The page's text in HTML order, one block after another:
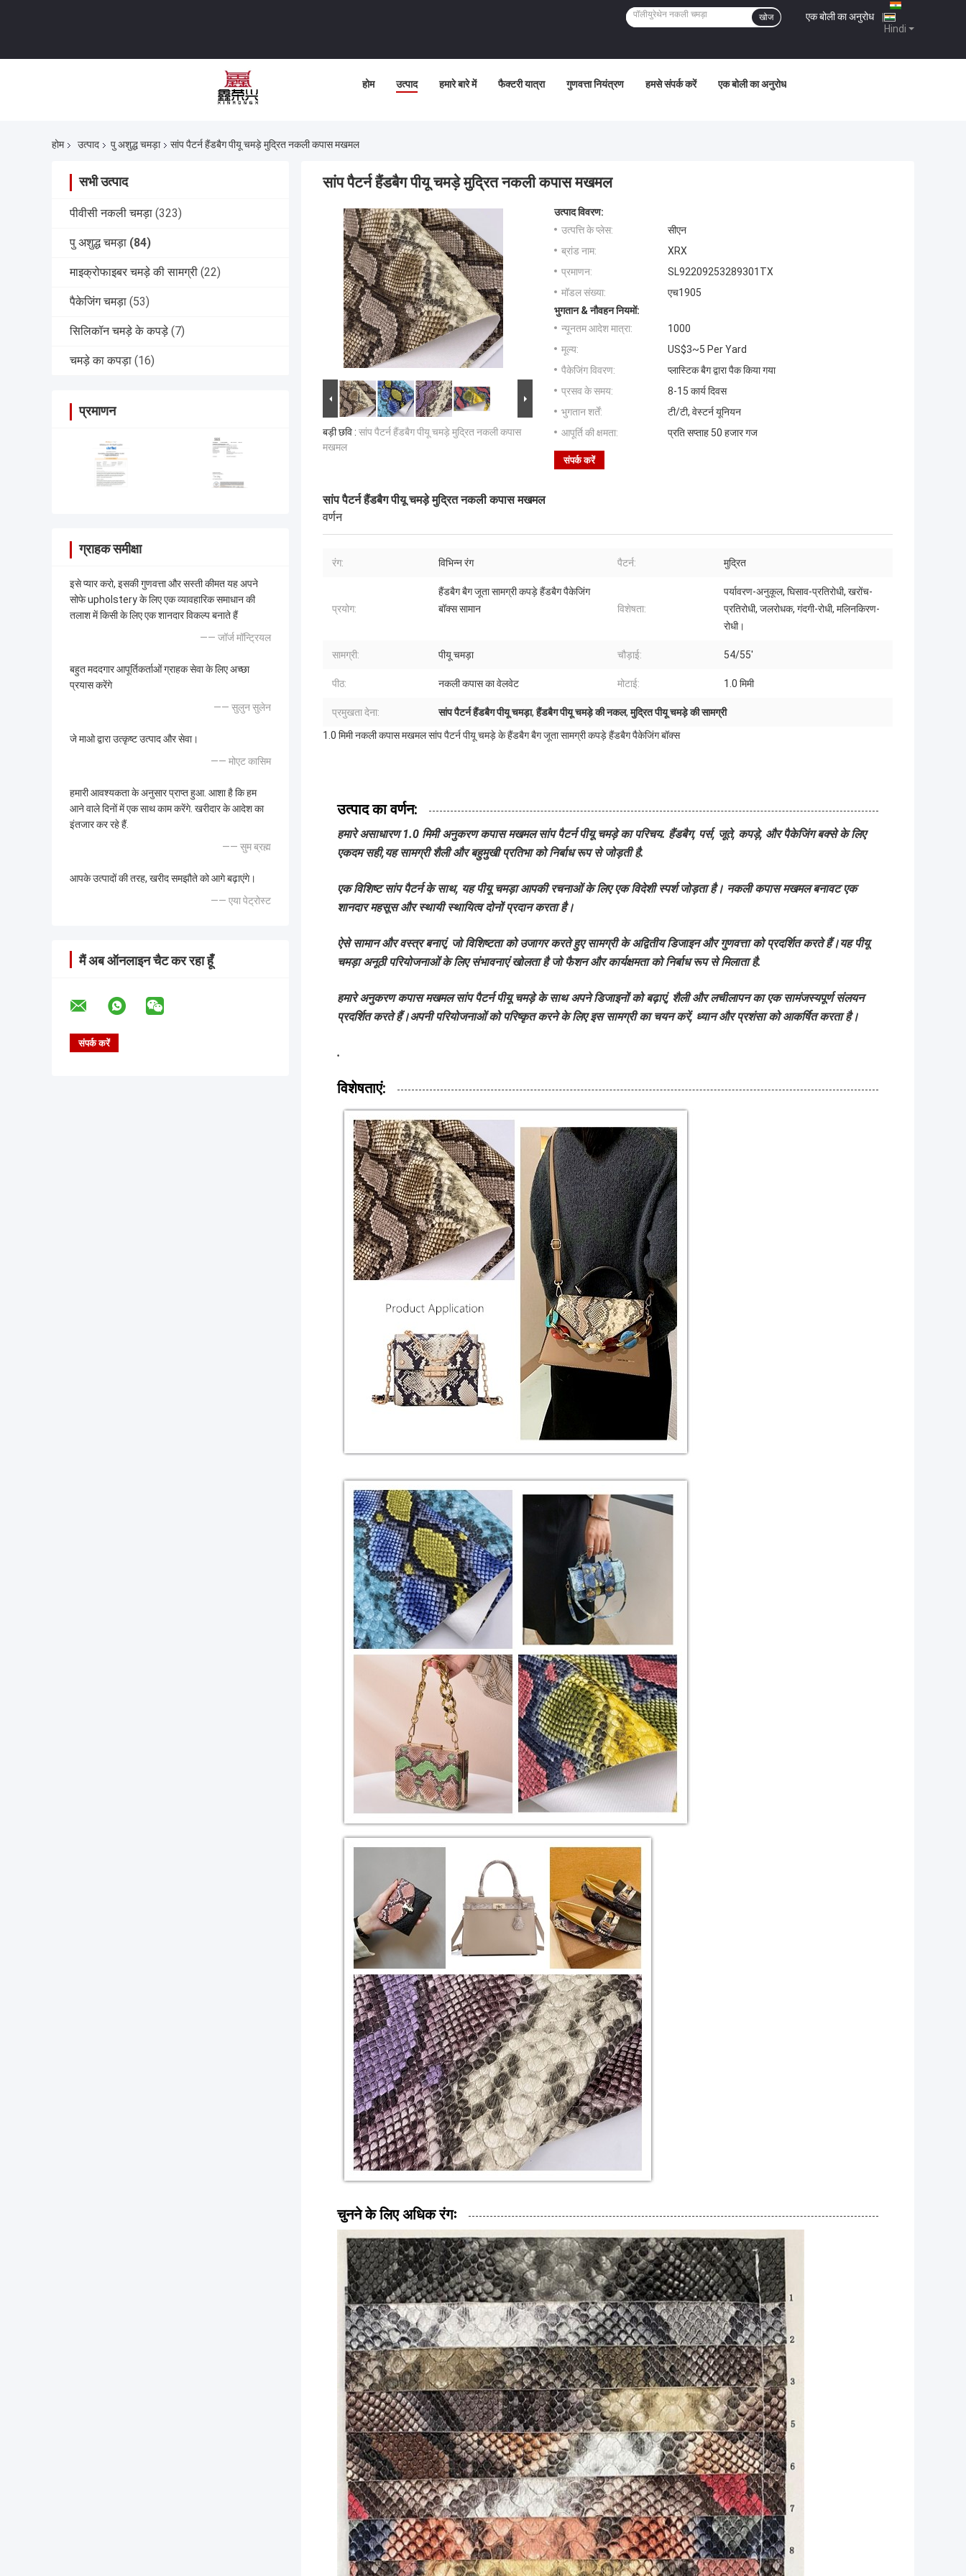
Hindi
एक बोली का अनुरोध |
खोज
होम उत्पाद हमारे बारे में फैक्टरी यात्रा गुणवत्ता नियंत्रण हमसे संपर्क करें एक बोली का अनुरोध
होम उत्पाद पु अशुद्ध चमड़ा सांप पैटर्न हैंडबैग पीयू चमड़े मुद्रित नकली कपास मखमल
सभी उत्पाद
पीवीसी नकली चमड़ा (323)
पु अशुद्ध चमड़ा (84)
माइक्रोफाइबर चमड़े की सामग्री (22)
पैकेजिंग चमड़ा (53)
सिलिकॉन चमड़े के कपड़े (7)
चमड़े का कपड़ा (16)
प्रमाणन
ग्राहक समीक्षा
इसे प्यार करो, इसकी गुणवत्ता और सस्ती कीमत यह अपने
सोफे upholstery के लिए एक व्यावहारिक समाधान की
तलाश में किसी के लिए एक शानदार विकल्प बनाते हैं
—— जॉर्ज मॉन्ट्रियल
बहुत मददगार आपूर्तिकर्ताओं ग्राहक सेवा के लिए अच्छा
प्रयास करेंगे
—— सुलुन सुलेन
जे माओ द्वारा उत्कृष्ट उत्पाद और सेवा।
—— मोएट कासिम
हमारी आवश्यकता के अनुसार प्राप्त हुआ. आशा है कि हम
आने वाले दिनों में एक साथ काम करेंगे. खरीदार के आदेश का
इंतजार कर रहे हैं.
—— सुम ब्रह्म
आपके उत्पादों की तरह, खरीद समझौते को आगे बढ़ाएंगे।
—— एया पेट्रोस्ट
मैं अब ऑनलाइन चैट कर रहा हूँ
सांप पैटर्न हैंडबैग पीयू चमड़े मुद्रित नकली कपास मखमल
बड़ी छवि : सांप पैटर्न हैंडबैग पीयू चमड़े मुद्रित नकली कपास
मखमल
उत्पाद विवरण:
उत्पत्ति के प्लेस:
सीएन
ब्रांड नाम:
XRX
प्रमाणन:
SL92209253289301TX
मॉडल संख्या:
एच1905
भुगतान & नौवहन नियमों:
न्यूनतम आदेश मात्रा:
1000
मूल्य:
US$3~5 Per Yard
पैकेजिंग विवरण:
प्लास्टिक बैग द्वारा पैक किया गया
प्रसव के समय:
8-15 कार्य दिवस
भुगतान शर्तें:
टी/टी, वेस्टर्न यूनियन
आपूर्ति की क्षमता:
प्रति सप्ताह 50 हजार गज
संपर्क करें
सांप पैटर्न हैंडबैग पीयू चमड़े मुद्रित नकली कपास मखमल
वर्णन
रंग: विभिन्न रंग पैटर्न: मुद्रित
प्रयोग:
हैंडबैग बैग जूता सामग्री कपड़े हैंडबैग पैकेजिंग
बॉक्स सामान
विशेषता:
पर्यावरण-अनुकूल, घिसाव-प्रतिरोधी, खरोंच-
प्रतिरोधी, जलरोधक, गंदगी-रोधी, मलिनकिरण-
रोधी।
सामग्री: पीयू चमड़ा चौड़ाई: 54/55'
पीठ: नकली कपास का वेलवेट मोटाई: 1.0 मिमी
प्रमुखता देना: सांप पैटर्न हैंडबैग पीयू चमड़ा,हैंडबैग पीयू चमड़े की नकल,मुद्रित पीयू चमड़े की सामग्री
1.0 मिमी नकली कपास मखमल सांप पैटर्न पीयू चमड़े के हैंडबैग बैग जूता सामग्री कपड़े हैंडबैग पैकेजिंग बॉक्स
उत्पाद का वर्णन:
हमारे असाधारण 1.0 मिमी अनुकरण कपास मखमल सांप पैटर्न पीयू चमड़े का परिचय. हैंडबैग, पर्स, जूते, कपड़े, और पैकेजिंग बक्से के लिए
एकदम सही,यह सामग्री शैली और बहुमुखी प्रतिभा को निर्बाध रूप से जोड़ती है.
एक विशिष्ट सांप पैटर्न के साथ, यह पीयू चमड़ा आपकी रचनाओं के लिए एक विदेशी स्पर्श जोड़ता है। नकली कपास मखमल बनावट एक
शानदार महसूस और स्थायी स्थायित्व दोनों प्रदान करता है।
ऐसे सामान और वस्त्र बनाएं, जो विशिष्टता को उजागर करते हुए सामग्री के अद्वितीय डिजाइन और गुणवत्ता को प्रदर्शित करते हैं।यह पीयू
चमड़ा अनूठी परियोजनाओं के लिए संभावनाएं खोलता है जो फैशन और कार्यक्षमता को निर्बाध रूप से मिलाता है.
हमारे अनुकरण कपास मखमल सांप पैटर्न पीयू चमड़े के साथ अपने डिजाइनों को बढ़ाएं, शैली और लचीलापन का एक सामंजस्यपूर्ण संलयन
प्रदर्शित करते हैं।अपनी परियोजनाओं को परिष्कृत करने के लिए इस सामग्री का चयन करें, ध्यान और प्रशंसा को आकर्षित करता है।
.
विशेषताएं:
चुनने के लिए अधिक रंगः